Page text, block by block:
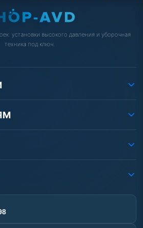
установки высокого давления и уборочная
техника под ключ.
АВД»